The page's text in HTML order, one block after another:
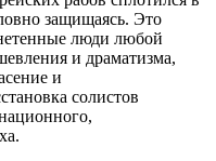
защищаясь. Это
люди любой
и драматизма,
и
солистов